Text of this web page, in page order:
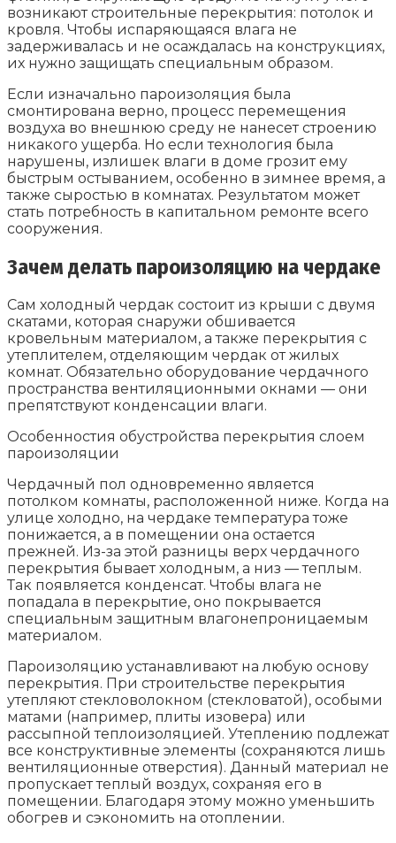
возникают строительные перекрытия: потолок и
кровля. Чтобы испаряющаяся влага не
задерживалась и не осаждалась на конструкциях,
их нужно защищать специальным образом.
Если изначально пароизоляция была
смонтирована верно, процесс перемещения
воздуха во внешнюю среду не нанесет строению
никакого ущерба. Но если технология была
нарушены, излишек влаги в доме грозит ему
быстрым остыванием, особенно в зимнее время, а
также сыростью в комнатах. Результатом может
стать потребность в капитальном ремонте всего
сооружения.
Зачем делать пароизоляцию на чердаке
Сам холодный чердак состоит из крыши с двумя
скатами, которая снаружи обшивается
кровельным материалом, а также перекрытия с
утеплителем, отделяющим чердак от жилых
комнат. Обязательно оборудование чердачного
пространства вентиляционными окнами — они
препятствуют конденсации влаги.
Особенностия обустройства перекрытия слоем
пароизоляции
Чердачный пол одновременно является
потолком комнаты, расположенной ниже. Когда на
улице холодно, на чердаке температура тоже
понижается, а в помещении она остается
прежней. Из-за этой разницы верх чердачного
перекрытия бывает холодным, а низ — теплым.
Так появляется конденсат. Чтобы влага не
попадала в перекрытие, оно покрывается
специальным защитным влагонепроницаемым
материалом.
Пароизоляцию устанавливают на любую основу
перекрытия. При строительстве перекрытия
утепляют стекловолокном (стекловатой), особыми
матами (например, плиты изовера) или
рассыпной теплоизоляцией. Утеплению подлежат
все конструктивные элементы (сохраняются лишь
вентиляционные отверстия). Данный материал не
пропускает теплый воздух, сохраняя его в
помещении. Благодаря этому можно уменьшить
обогрев и сэкономить на отоплении.